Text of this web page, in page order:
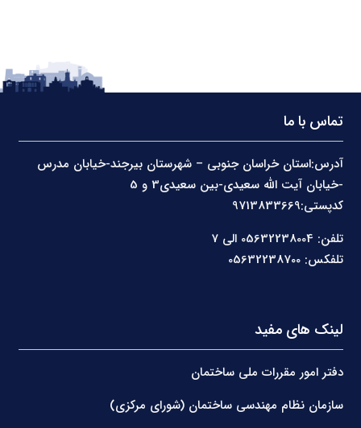
تماس با ما
آدرس:استان خراسان جنوبی – شهرستان بیرجند-خیابان مدرس
کدپستی:9713833669
تلفن: 05632238004 الی 7
تلفکس: 05632238700
لینک های مفید
دفتر امور مقررات ملی ساختمان
سازمان نظام مهندسی ساختمان (شورای مرکزی)